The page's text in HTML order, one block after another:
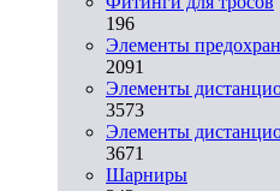
196
Элементы
2091
Элементы
3573
Элементы
3671
Шарниры